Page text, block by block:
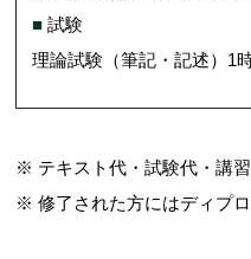
■ 試験
理論試験（筆記・記述）1
※ テキスト代・試験代・講
※ 修了された方にはディプロ